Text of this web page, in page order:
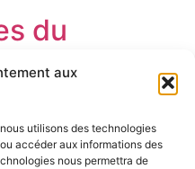
aux
utilisons des technologies
accéder aux informations des
nous permettra de
du